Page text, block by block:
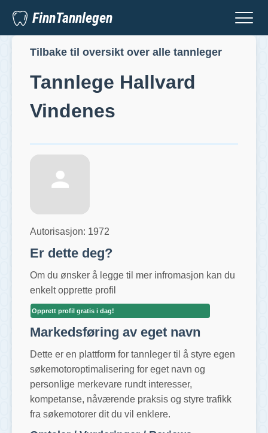
FinnTannlegen
Tilbake til oversikt over alle tannleger
Tannlege Hallvard
Vindenes
Autorisasjon: 1972
Er dette deg?
Om du ønsker å legge til mer infromasjon kan du
enkelt opprette profil
Opprett profil gratis i dag!
Markedsføring av eget navn
Dette er en plattform for tannleger til å styre egen
søkemotoroptimalisering for eget navn og
personlige merkevare rundt interesser,
kompetanse, nåværende praksis og styre trafikk
fra søkemotorer dit du vil enklere.